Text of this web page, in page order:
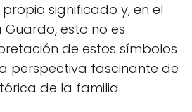
significado y, en el
esto no es
de estos símbolos
perspectiva fascinante de
de la familia.